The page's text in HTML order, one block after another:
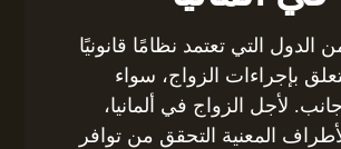
من الدول التي تعتمد نظامًا قانونيًا
بإجراءات الزواج، سواء
لأجل الزواج في ألمانيا،
المعنية التحقق من توافر